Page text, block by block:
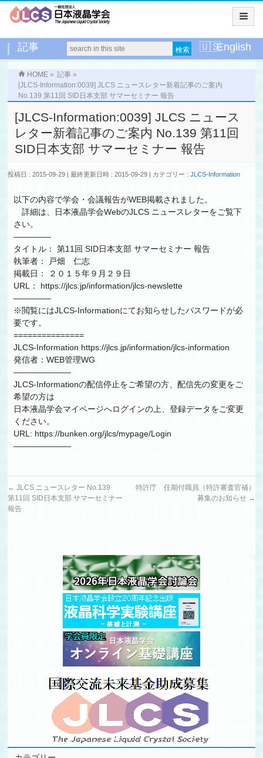
記事 English
HOME » 記事 »
[JLCS-Information:0039] JLCS ニュースレター新着記事のご案内
No.139 第11回 SID日本支部 サマーセミナー 報告
[JLCS-Information:0039] JLCS ニュース
レター新着記事のご案内 No.139 第11回
SID日本支部 サマーセミナー 報告
投稿日 : 2015-09-29 最終更新日時 : 2015-09-29 カテゴリー :JLCS-Information
以下の内容で学会・会議報告がWEB掲載されました。
詳細は、日本液晶学会WebのJLCS ニュースレターをご覧下
さい。
————–
タイトル： 第11回 SID日本支部 サマーセミナー 報告
執筆者： 戸畑 仁志
掲載日： ２０１５年９月２９日
URL： https://jlcs.jp/information/jlcs-newslette
————–
※閲覧にはJLCS-Informationにてお知らせしたパスワードが必
要です。
===============
JLCS-Information https://jlcs.jp/information/jlcs-information
発信者：WEB管理WG
———————
JLCS-Informationの配信停止をご希望の方、配信先の変更をご
希望の方は
日本液晶学会マイページへログインの上、登録データをご変更
ください。
URL: https://bunken.org/jlcs/mypage/Login
———————
← JLCS ニュースレター No.139
第11回 SID日本支部 サマーセミナー
報告
特許庁 任期付職員（特許審査官補）
募集のお知らせ →